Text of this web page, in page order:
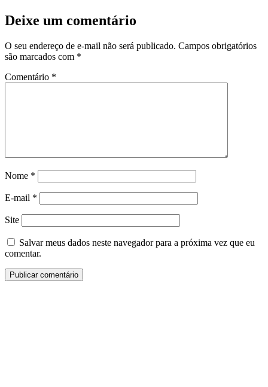
Deixe um comentário
O seu endereço de e-mail não será publicado. Campos obrigatórios
são marcados com *
Comentário *
Nome *
E-mail *
Site
Salvar meus dados neste navegador para a próxima vez que eu
comentar.